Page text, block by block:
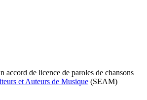
accord de licence de paroles de chansons
et Auteurs de Musique (SEAM)